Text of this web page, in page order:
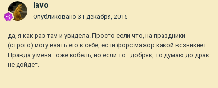
lavo
Опубликовано 31 декабря, 2015
да, я как раз там и увидела. Просто если что, на праздники
(строго) могу взять его к себе, если форс мажор какой возникнет.
Правда у меня тоже кобель, но если тот добряк, то думаю до драк
не дойдет.